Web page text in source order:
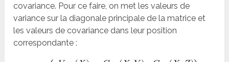
covariance. Pour ce faire, on met les valeurs de
variance sur la diagonale principale de la matrice et
les valeurs de covariance dans leur position
correspondante :